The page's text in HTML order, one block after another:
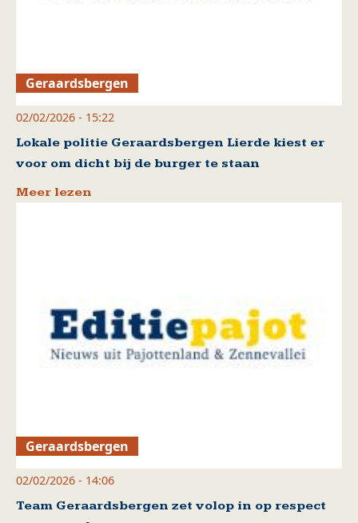
Geraardsbergen
02/02/2026 - 15:22
Lokale politie Geraardsbergen Lierde kiest er
voor om dicht bij de burger te staan
Meer lezen
Geraardsbergen
02/02/2026 - 14:06
Team Geraardsbergen zet volop in op respect